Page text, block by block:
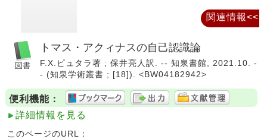
トマス・アクィナスの自己認識論
F.X.ピュタラ著 ; 保井亮人訳. -- 知泉書館, 2021.10. -
- (知泉学術叢書 ; [18]). <BW04182942>
便利機能：
詳細情報を見る
このページのURL：
関連情報<<